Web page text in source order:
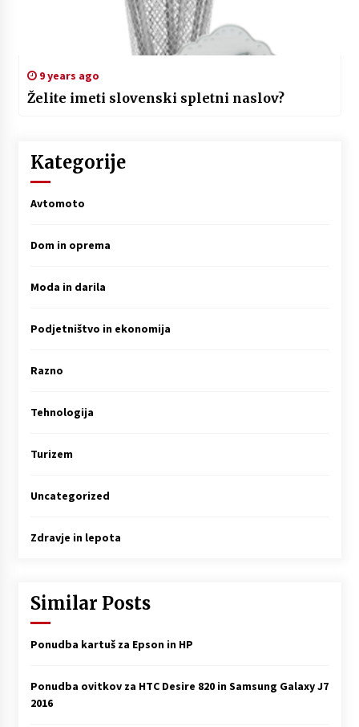
9 years ago
Želite imeti slovenski spletni naslov?
Kategorije
Avtomoto
Dom in oprema
Moda in darila
Podjetništvo in ekonomija
Razno
Tehnologija
Turizem
Uncategorized
Zdravje in lepota
Similar Posts
Ponudba kartuš za Epson in HP
Ponudba ovitkov za HTC Desire 820 in Samsung Galaxy J7
2016